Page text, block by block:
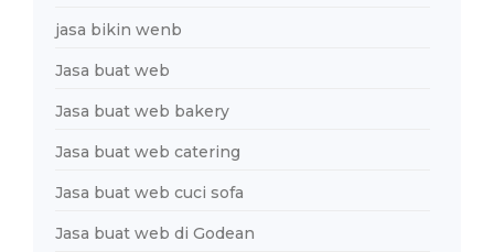
jasa bikin wenb
Jasa buat web
Jasa buat web bakery
Jasa buat web catering
Jasa buat web cuci sofa
Jasa buat web di Godean